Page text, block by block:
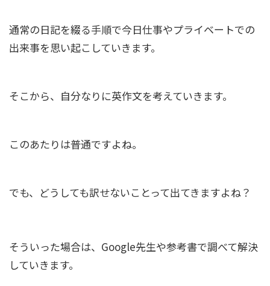
通常の日記を綴る手順で今日仕事やプライベートでの
出来事を思い起こしていきます。
そこから、自分なりに英作文を考えていきます。
このあたりは普通ですよね。
でも、どうしても訳せないことって出てきますよね？
そういった場合は、Google先生や参考書で調べて解決
していきます。